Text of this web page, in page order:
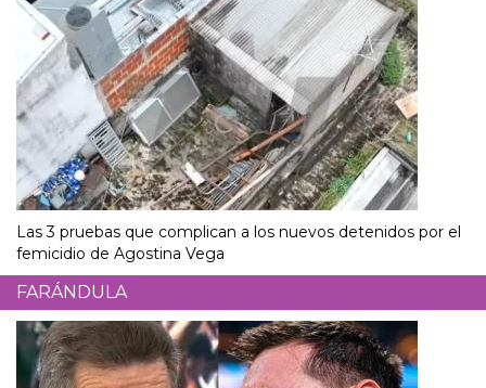
Las 3 pruebas que complican a los nuevos detenidos por el
femicidio de Agostina Vega
FARÁNDULA